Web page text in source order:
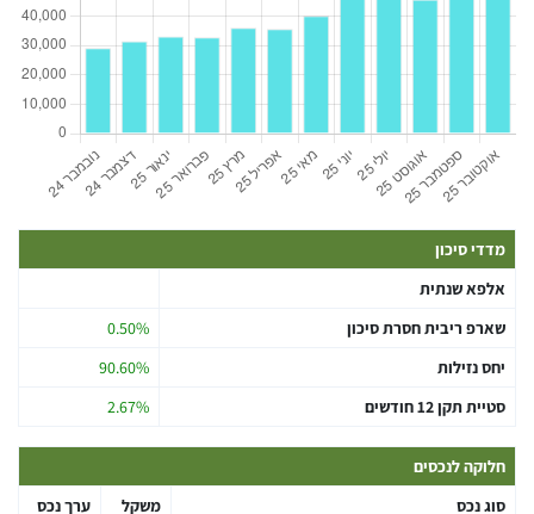
מדדי סיכון
אלפא שנתית
שארפ ריבית חסרת סיכון
0.50%
יחס נזילות
90.60%
סטיית תקן 12 חודשים
2.67%
חלוקה לנכסים
סוג נכס
משקל
ערך נכס